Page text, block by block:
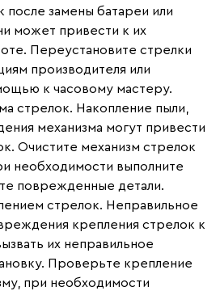
после замены батареи или
может привести к их
Переустановите стрелки
производителя или
к часовому мастеру.
стрелок. Накопление пыли,
механизма могут привести
Очистите механизм стрелок
необходимости выполните
поврежденные детали.
стрелок. Неправильное
крепления стрелок к
их неправильное
Проверьте крепление
при необходимости